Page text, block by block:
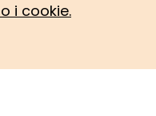
i cookie.